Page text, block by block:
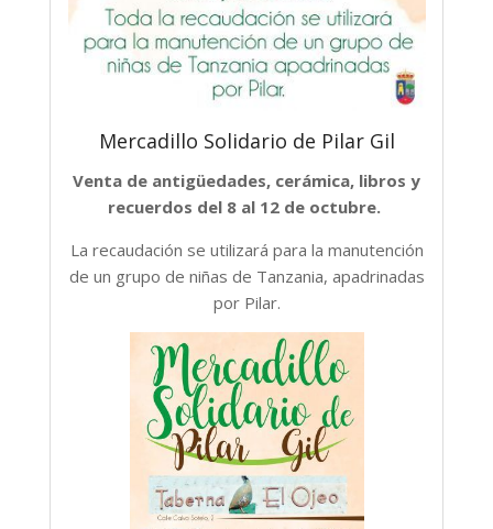
Mercadillo Solidario de Pilar Gil
Venta de antigüedades, cerámica, libros y
recuerdos del 8 al 12 de octubre.
La recaudación se utilizará para la manutención
de un grupo de niñas de Tanzania, apadrinadas
por Pilar.